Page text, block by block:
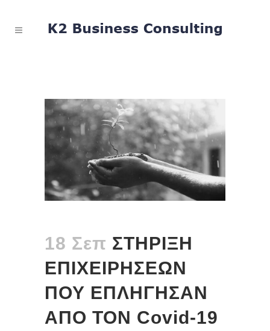
18 Σεπ ΣΤΗΡΙΞΗ
ΕΠΙΧΕΙΡΗΣΕΩΝ
ΠΟΥ ΕΠΛΗΓΗΣΑΝ
ΑΠΟ ΤΟΝ Covid-19